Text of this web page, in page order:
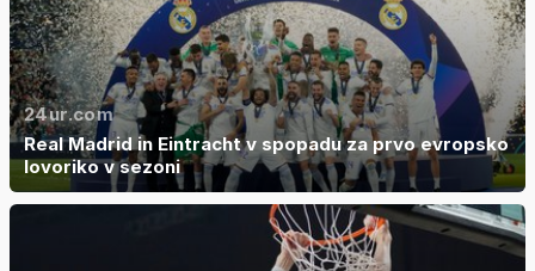
24ur.com
Real Madrid in Eintracht v spopadu za prvo evropsko
lovoriko v sezoni